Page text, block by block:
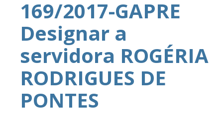
169/2017-GAPRE
Designar a
servidora ROGÉRIA
RODRIGUES DE
PONTES